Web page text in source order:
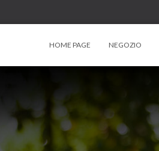
HOME PAGE NEGOZIO